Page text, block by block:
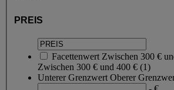
PREIS
Facettenwert Zwischen 300 €
Zwischen 300 € und 400 € (1)
Unterer Grenzwert Oberer